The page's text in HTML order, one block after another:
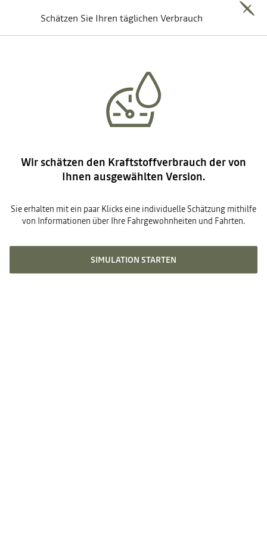
Schätzen Sie Ihren täglichen Verbrauch
Wir schätzen den Kraftstoffverbrauch der von
Ihnen ausgewählten Version.
Sie erhalten mit ein paar Klicks eine individuelle Schätzung mithilfe
von Informationen über Ihre Fahrgewohnheiten und Fahrten.
SIMULATION STARTEN